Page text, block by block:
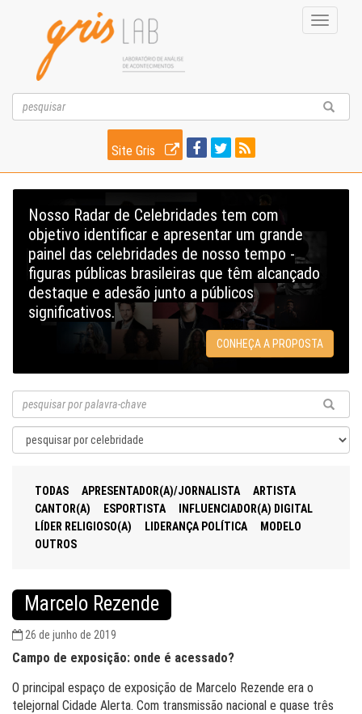
Toggle
Site Gris
Nosso Radar de Celebridades tem com
objetivo identificar e apresentar um grande
painel das celebridades de nosso tempo -
figuras públicas brasileiras que têm alcançado
destaque e adesão junto a públicos
significativos.
CONHEÇA A PROPOSTA
TODAS APRESENTADOR(A)/JORNALISTA
ARTISTA
CANTOR(A)
ESPORTISTA
INFLUENCIADOR(A) DIGITAL
LÍDER RELIGIOSO(A)
LIDERANÇA POLÍTICA
MODELO
OUTROS
Marcelo Rezende
26 de junho de 2019
Campo de exposição: onde é acessado?
O principal espaço de exposição de Marcelo Rezende era o
telejornal Cidade Alerta. Com transmissão nacional e quase três